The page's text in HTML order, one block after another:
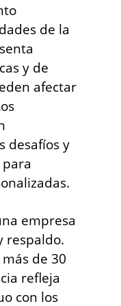
de la
y de
afectar
desafíos y
empresa
respaldo.
de 30
refleja
con los